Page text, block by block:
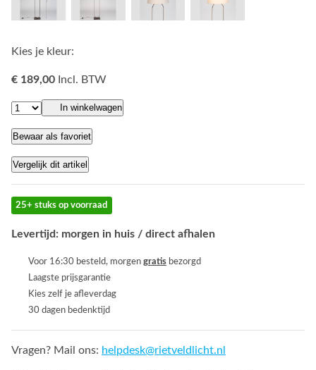
Kies je kleur:
€ 189,00 Incl. BTW
In winkelwagen
Bewaar als favoriet
Vergelijk dit artikel
25+ stuks op voorraad
Levertijd: morgen in huis / direct afhalen
Voor 16:30 besteld, morgen gratis bezorgd
Laagste prijsgarantie
Kies zelf je afleverdag
30 dagen bedenktijd
Vragen? Mail ons: helpdesk@rietveldlicht.nl